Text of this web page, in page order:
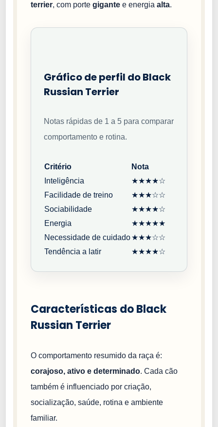
terrier, com porte gigante e energia alta.
Gráfico de perfil do Black
Russian Terrier
Notas rápidas de 1 a 5 para comparar
comportamento e rotina.
Critério
Nota
Inteligência
★★★★☆
Facilidade de treino
★★★☆☆
Sociabilidade
★★★★☆
Energia
★★★★★
Necessidade de cuidado★★★☆☆
Tendência a latir
★★★★☆
Características do Black
Russian Terrier
O comportamento resumido da raça é:
corajoso, ativo e determinado. Cada cão
também é influenciado por criação,
socialização, saúde, rotina e ambiente
familiar.